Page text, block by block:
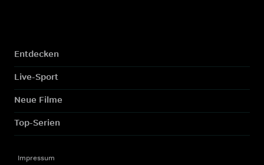
Entdecken
Live-Sport
Neue Filme
Top-Serien
Impressum